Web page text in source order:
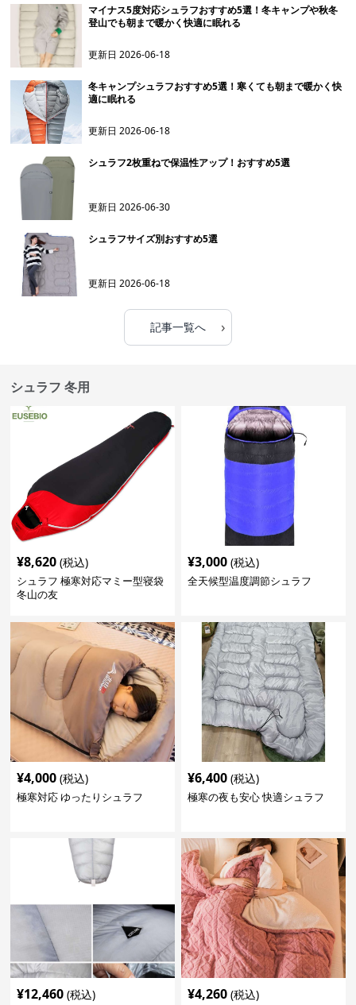
マイナス5度対応シュラフおすすめ5選！冬キャンプや秋冬
登山でも朝まで暖かく快適に眠れる
更新日2026-06-18
冬キャンプシュラフおすすめ5選！寒くても朝まで暖かく快
適に眠れる
更新日2026-06-18
シュラフ2枚重ねで保温性アップ！おすすめ5選
更新日2026-06-30
シュラフサイズ別おすすめ5選
更新日2026-06-18
記事一覧へ ›
シュラフ 冬用
¥8,620 (税込)
シュラフ 極寒対応マミー型寝袋
冬山の友
¥3,000 (税込)
全天候型温度調節シュラフ
¥4,000 (税込)
極寒対応 ゆったりシュラフ
¥6,400 (税込)
極寒の夜も安心 快適シュラフ
¥12,460 (税込) ¥4,260 (税込)